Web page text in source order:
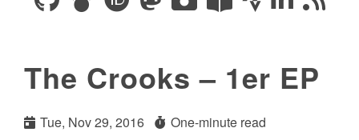
The Crooks – 1er EP
Tue, Nov 29, 2016
One-minute read